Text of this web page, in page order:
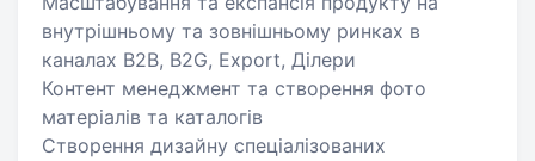
внутрішньому та зовнішньому ринках в
каналах B2B, B2G, Export, Ділери
Контент менеджмент та створення фото
матеріалів та каталогів
Створення дизайну спеціалізованих